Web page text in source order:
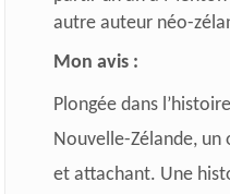
autre auteur néo-
Mon avis :
Plongée dans
Nouvelle-Zélande,
et attachant. Une